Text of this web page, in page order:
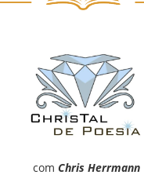
com Chris Herrmann